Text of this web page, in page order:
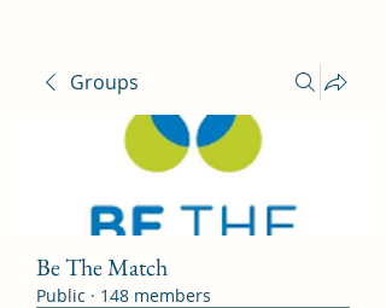
Groups
Be The Match
Public · 148 members